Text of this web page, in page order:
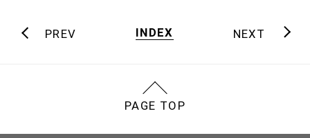
PREV INDEX NEXT
PAGE TOP